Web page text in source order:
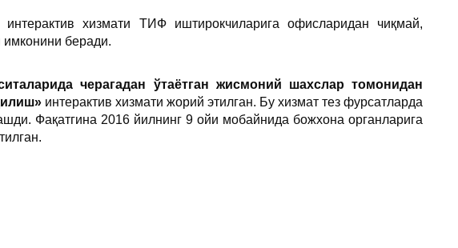
интерактив хизмати ТИФ иштирокчиларига офисларидан чиқмай,
беради.
черагадан ўтаётган жисмоний шахслар томонидан
» интерактив хизмати жорий этилган. Бу хизмат тез фурсатларда
Фақатгина 2016 йилнинг 9 ойи мобайнида божхона органларига